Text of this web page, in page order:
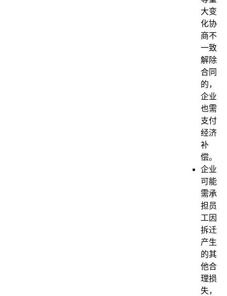
大变
化协
商不
一致
解除
合同
的，
企业
也需
支付
经济
补
偿。
企业
可能
需承
担员
工因
拆迁
产生
的其
他合
理损
失，